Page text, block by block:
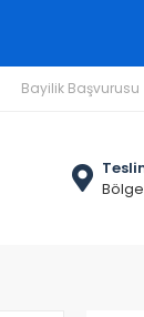
Bayilik Başvurusu